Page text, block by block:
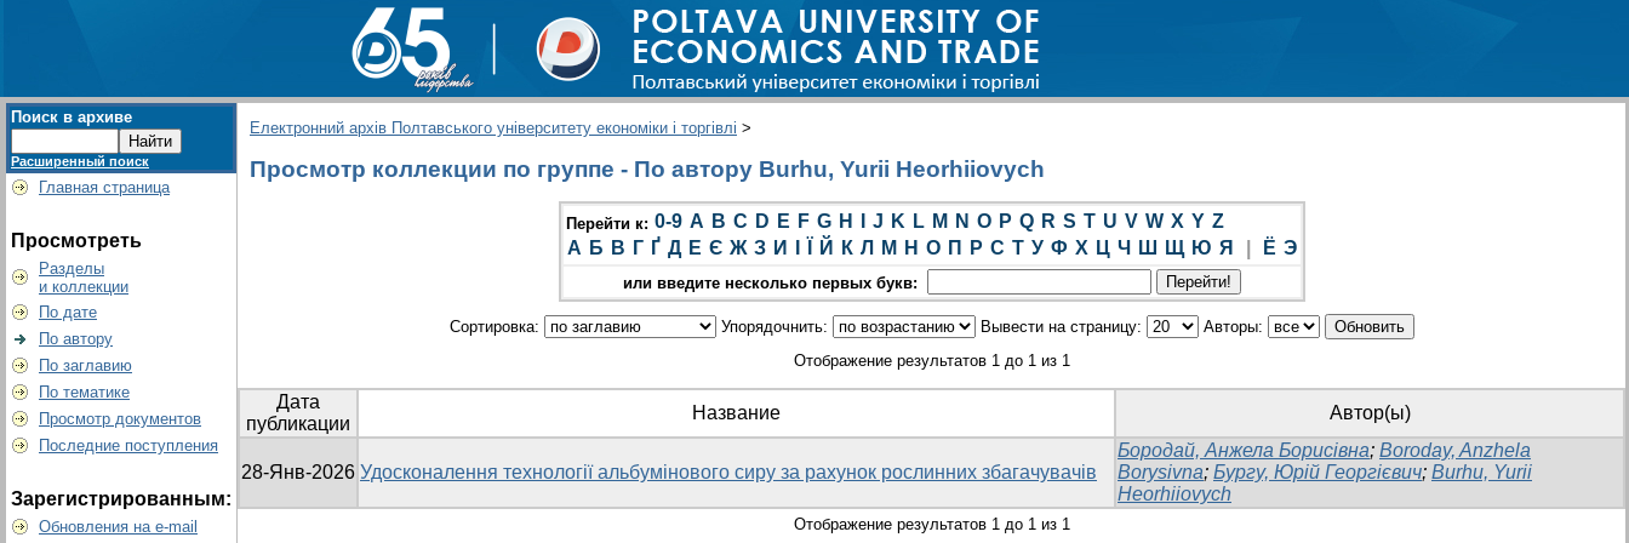
Поиск в архиве
Расширенный поиск
Главная страница
Просмотреть
Разделы
и коллекции
По дате
По автору
По заглавию
По тематике
Просмотр документов
Последние поступления
Зарегистрированным:
Обновления на e-mail
Електронний архів Полтавського університету економіки і торгівлі >
Просмотр коллекции по группе - По автору Burhu, Yurii Heorhiiovych
Перейти к: 0-9 A B C D E F G H J K L M N O P Q R S T U V W X Y Z
А Б В Г Ґ Д Е Є Ж З И Й К Л М Н О П Р С Т У Ф Х Ц Ч Ш Щ Ю Я Ё Э
или введите несколько первых букв:
Сортировка: Упорядочнить: Вывести на страницу:
Авторы:
Отображение результатов 1 до 1 из 1
Дата
публикации
Название Автор(ы)
28-Янв-2026 Удосконалення технології альбумінового сиру за рахунок рослинних збагачувачів
Бородай, Анжела Борисівна; Boroday, Anzhela
Borysivna; Бургу, Юрій Георгієвич; Burhu, Yurii
Heorhiiovych
Отображение результатов 1 до 1 из 1